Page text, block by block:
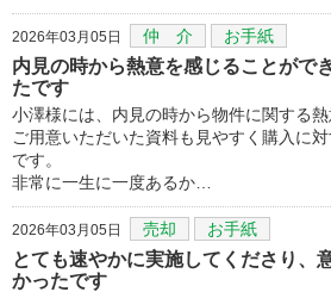
2026年03月05日 仲 介 お手紙
内見の時から熱意を感じることがで
たです
小澤様には、内見の時から物件に関する熱
ご用意いただいた資料も見やすく購入に
です。
非常に一生に一度あるか…
2026年03月05日 売却 お手紙
とても速やかに実施してくださり、
かったです